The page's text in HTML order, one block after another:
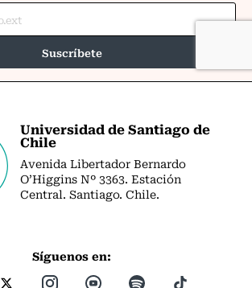
Universidad de Santiago de
Chile
Avenida Libertador Bernardo
O’Higgins Nº 3363. Estación
Central. Santiago. Chile.
Síguenos en: